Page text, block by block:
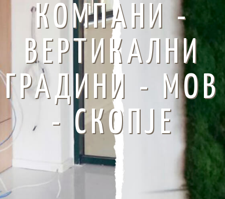
КОМПАНИ -
ВЕРТИКАЛНИ
ГРАДИНИ - МОВ
- СКОПЈЕ